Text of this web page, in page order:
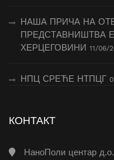
НАША ПРИЧА НА
ПРЕДСТАВНИШТВА
ХЕРЦЕГОВИНИ 11/06/
НПЦ СРЕЋЕ НТПЦГ
КОНТАКТ
НаноПоли центар